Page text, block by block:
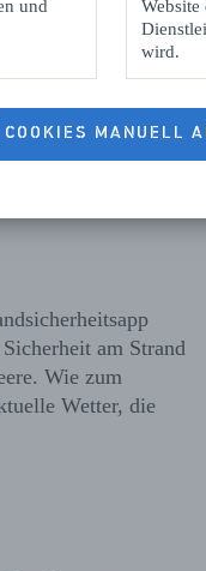
und
Website
wird.
MANUELL
Bootsverleih
am Strand
Wie zum
Wetter, die